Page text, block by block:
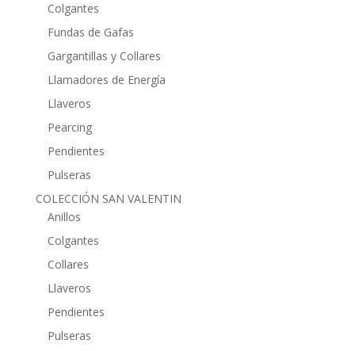
Colgantes
Fundas de Gafas
Gargantillas y Collares
Llamadores de Energía
Llaveros
Pearcing
Pendientes
Pulseras
COLECCIÓN SAN VALENTIN
Anillos
Colgantes
Collares
Llaveros
Pendientes
Pulseras